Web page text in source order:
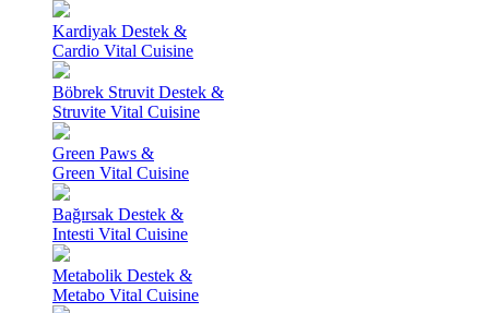
Kardiyak Destek &
Cardio Vital Cuisine
Böbrek Struvit Destek &
Struvite Vital Cuisine
Green Paws &
Green Vital Cuisine
Bağırsak Destek &
Intesti Vital Cuisine
Metabolik Destek &
Metabo Vital Cuisine